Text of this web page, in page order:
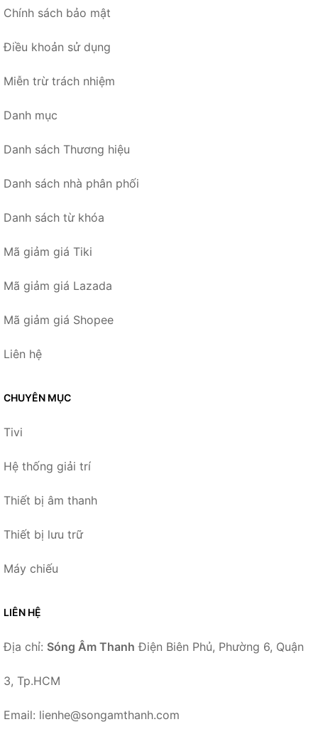
Chính sách bảo mật
Điều khoản sử dụng
Miễn trừ trách nhiệm
Danh mục
Danh sách Thương hiệu
Danh sách nhà phân phối
Danh sách từ khóa
Mã giảm giá Tiki
Mã giảm giá Lazada
Mã giảm giá Shopee
Liên hệ
CHUYÊN MỤC
Tivi
Hệ thống giải trí
Thiết bị âm thanh
Thiết bị lưu trữ
Máy chiếu
LIÊN HỆ
Địa chỉ: Sóng Âm Thanh Điện Biên Phủ, Phường 6, Quận
3, Tp.HCM
Email: lienhe@songamthanh.com